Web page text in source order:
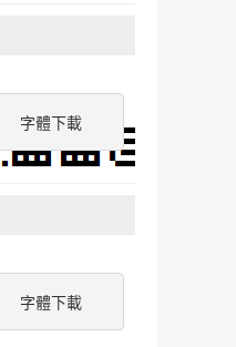
字體下載
字體下載